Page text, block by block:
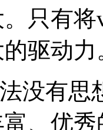
只有
驱动力
没有思
、优